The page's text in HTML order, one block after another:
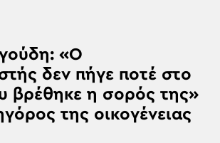
«Ο
δεν πήγε ποτέ στο
βρέθηκε η σορός της»
της οικογένειας